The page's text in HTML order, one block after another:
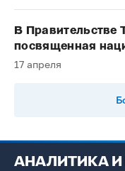
В
посвященная
17 апреля
АНАЛИТИКА